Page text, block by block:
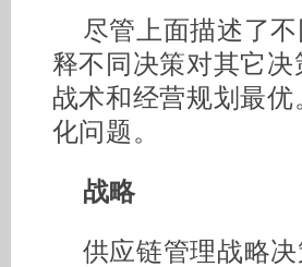
尽管上面描述了
释不同决策对其它
战术和经营规划最
化问题。
战略
供应链管理战略